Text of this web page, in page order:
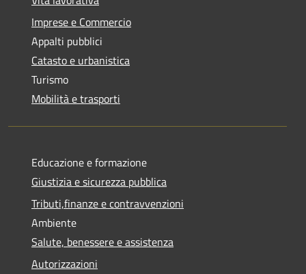
Imprese e Commercio
Appalti pubblici
Catasto e urbanistica
Turismo
Mobilità e trasporti
Educazione e formazione
Giustizia e sicurezza pubblica
Tributi,finanze e contravvenzioni
Ambiente
Salute, benessere e assistenza
Autorizzazioni